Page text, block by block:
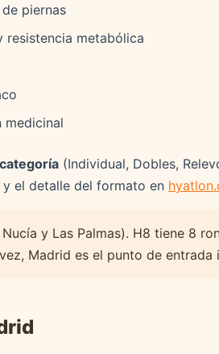
piernas
metabólica
(Individual, Dobles,
y el detalle del formato en
y Las Palmas). H8 tiene 8
Madrid es el punto de entrada